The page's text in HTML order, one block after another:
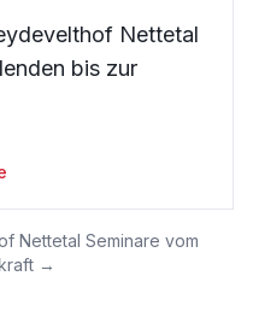
Nettetal
bis zur
Nettetal Seminare vom
→